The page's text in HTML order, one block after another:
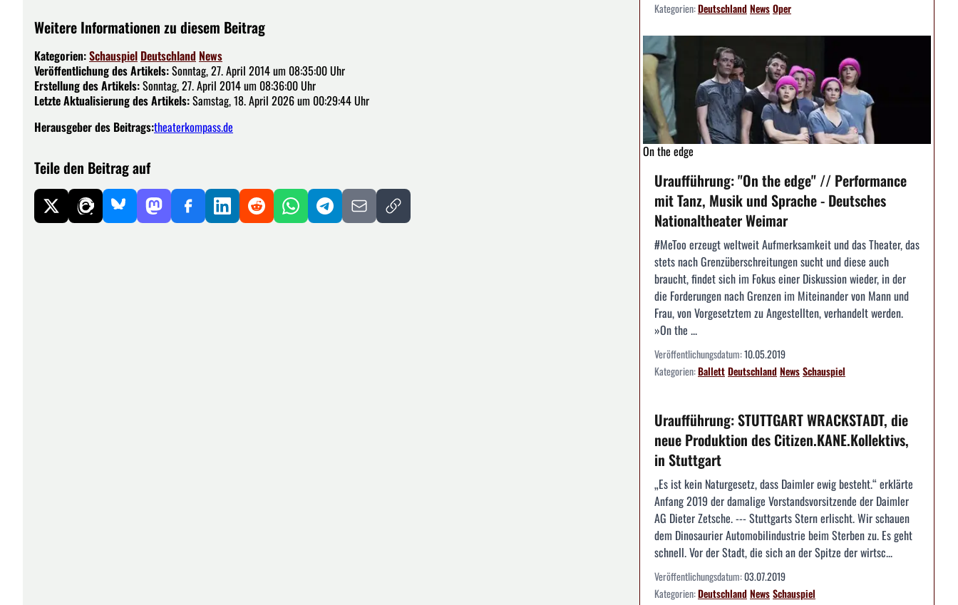
Weitere Informationen zu diesem Beitrag
Kategorien:Schauspiel Deutschland News
Veröffentlichung des Artikels:Sonntag, 27. April 2014 um 08:35:00 Uhr
Erstellung des Artikels:Sonntag, 27. April 2014 um 08:36:00 Uhr
Letzte Aktualisierung des Artikels:Samstag, 18. April 2026 um 00:29:44 Uhr
Herausgeber des Beitrags:theaterkompass.de
Teile den Beitrag auf
Kategorien:DeutschlandNewsOper
On the edge
Uraufführung: "On the edge" // Performance
mit Tanz, Musik und Sprache - Deutsches
Nationaltheater Weimar
#MeToo erzeugt weltweit Aufmerksamkeit und das Theater, das
stets nach Grenzüberschreitungen sucht und diese auch
braucht, findet sich im Fokus einer Diskussion wieder, in der
die Forderungen nach Grenzen im Miteinander von Mann und
Frau, von Vorgesetztem zu Angestellten, verhandelt werden.
»On the ...
Veröffentlichungsdatum:10.05.2019
Kategorien:BallettDeutschlandNewsSchauspiel
Uraufführung: STUTTGART WRACKSTADT, die
neue Produktion des Citizen.KANE.Kollektivs,
in Stuttgart
„Es ist kein Naturgesetz, dass Daimler ewig besteht.“ erklärte
Anfang 2019 der damalige Vorstandsvorsitzende der Daimler
AG Dieter Zetsche. --- Stuttgarts Stern erlischt. Wir schauen
dem Dinosaurier Automobilindustrie beim Sterben zu. Es geht
schnell. Vor der Stadt, die sich an der Spitze der wirtsc...
Veröffentlichungsdatum:03.07.2019
Kategorien:DeutschlandNewsSchauspiel